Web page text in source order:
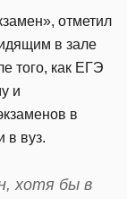
отметил
в зале
того, как ЕГЭ
и
в
в вуз.
хотя бы в